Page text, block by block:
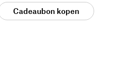
Cadeaubon kopen